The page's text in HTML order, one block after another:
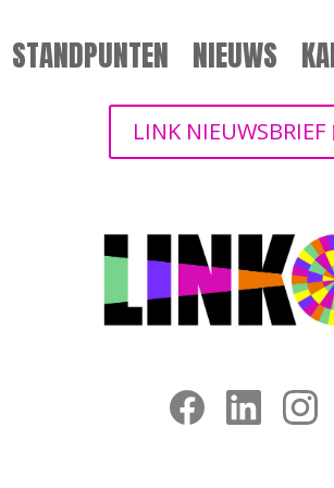
STANDPUNTEN NIEUWS
LINK